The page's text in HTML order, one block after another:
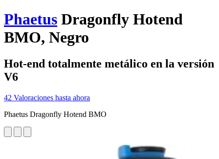
Phaetus Dragonfly Hotend
BMO, Negro
Hot-end totalmente metálico en la versión
V6
42 Valoraciones hasta ahora
Phaetus Dragonfly Hotend BMO